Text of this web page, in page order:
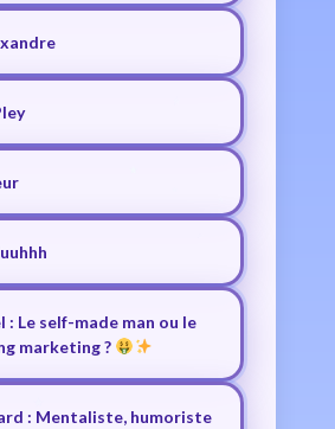
: Le self-made man ou le
marketing ?
: Mentaliste, humoriste